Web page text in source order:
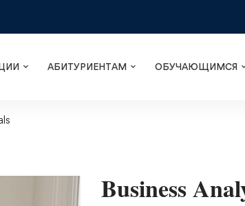
АБИТУРИЕНТАМ ОБУЧАЮЩИМСЯ
Business